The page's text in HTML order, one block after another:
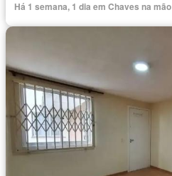
Há 1 semana, 1 dia em Chaves na mão